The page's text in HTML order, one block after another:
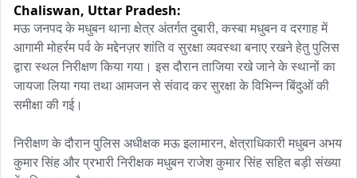
Chaliswan, Uttar Pradesh:
मऊ जनपद के मधुबन थाना क्षेत्र अंतर्गत दुबारी, कस्बा मधुबन व दरगाह में
आगामी मोहर्रम पर्व के मद्देनज़र शांति व सुरक्षा व्यवस्था बनाए रखने हेतु पुलिस
द्वारा स्थल निरीक्षण किया गया। इस दौरान ताजिया रखे जाने के स्थानों का
जायजा लिया गया तथा आमजन से संवाद कर सुरक्षा के विभिन्न बिंदुओं की
समीक्षा की गई।
निरीक्षण के दौरान पुलिस अधीक्षक मऊ इलामारन, क्षेत्राधिकारी मधुबन अभय
कुमार सिंह और प्रभारी निरीक्षक मधुबन राजेश कुमार सिंह सहित बड़ी संख्या